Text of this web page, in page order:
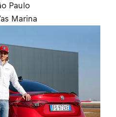
Paulo
Marina